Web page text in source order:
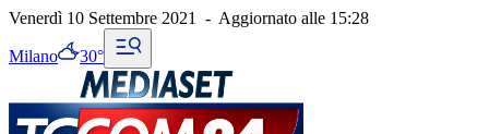
Venerdì 10 Settembre 2021 - Aggiornato alle 15:28
Milano 30°